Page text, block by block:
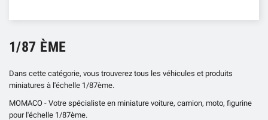
1/87 ÈME
Dans cette catégorie, vous trouverez tous les véhicules et produits
miniatures à l'échelle 1/87ème.
MOMACO - Votre spécialiste en miniature voiture, camion, moto, figurine
pour l'échelle 1/87ème.